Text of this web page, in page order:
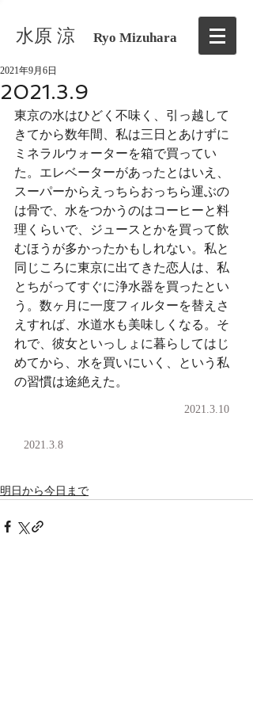
水原 涼 Ryo Mizuhara
2021.3.9
2021年9月6日
東京の水はひどく不味く、引っ越して
きてから数年間、私は三日とあけずに
ミネラルウォーターを箱で買ってい
た。エレベーターがあったとはいえ、
スーパーからえっちらおっちら運ぶの
は骨で、水をつかうのはコーヒーと料
理くらいで、ジュースとかを買って飲
むほうが多かったかもしれない。私と
同じころに東京に出てきた恋人は、私
とちがってすぐに浄水器を買ったとい
う。数ヶ月に一度フィルターを替えさ
えすれば、水道水も美味しくなる。そ
れで、彼女といっしょに暮らしてはじ
めてから、水を買いにいく、という私
の習慣は途絶えた。
2021.3.10
2021.3.8
明日から今日まで